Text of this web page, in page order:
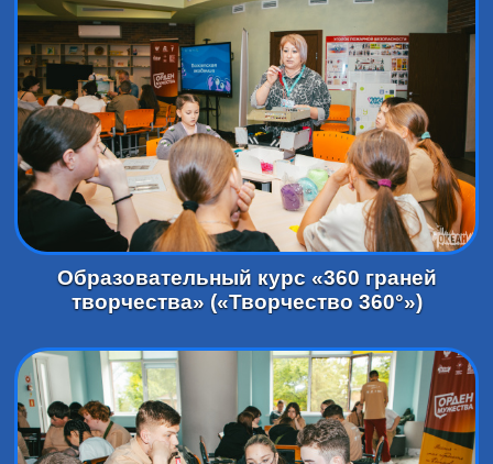
Образовательный курс «360 граней
творчества» («Творчество 360°»)